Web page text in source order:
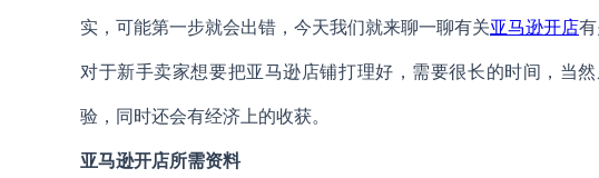
实，可能第一步就会出错，今天我们就来聊一聊有关亚马逊开店有
对于新手卖家想要把亚马逊店铺打理好，需要很长的时间，当
验，同时还会有经济上的收获。
亚马逊开店所需资料